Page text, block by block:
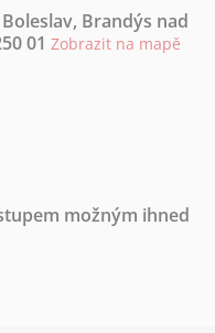
Brandýs nad
01 Zobrazit na mapě
možným ihned